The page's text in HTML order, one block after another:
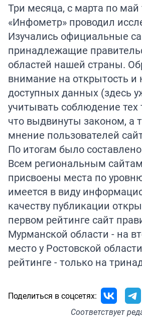
Три месяца, с марта по май
«Инфометр» проводил
Изучались официальные
принадлежащие
областей нашей страны.
внимание на открытость и
доступных данных (здесь
учитывать соблюдение тех
что выдвинуты законом, а
мнение пользователей
По итогам было
Всем региональным
присвоены места по
имеется в виду
качеству публикации
первом рейтинге сайт
Мурманской области - на
место у Ростовской
рейтинге - только на
Поделиться в соцсетях:
Соответствует